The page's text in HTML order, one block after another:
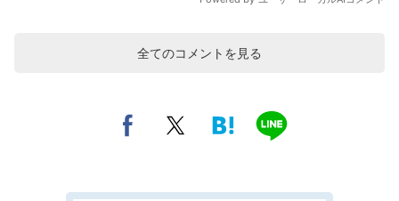
全てのコメントを見る